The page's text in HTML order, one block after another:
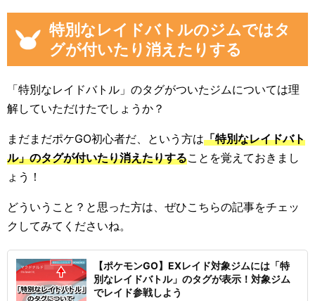
特別なレイドバトルのジムではタ
グが付いたり消えたりする
「特別なレイドバトル」のタグがついたジムについては理
解していただけたでしょうか？
まだまだポケGO初心者だ、という方は「特別なレイドバト
ル」のタグが付いたり消えたりすることを覚えておきまし
ょう！
どういうこと？と思った方は、ぜひこちらの記事をチェッ
クしてみてくださいね。
【ポケモンGO】EXレイド対象ジムには「特
別なレイドバトル」のタグが表示！対象ジム
でレイド参戦しよう